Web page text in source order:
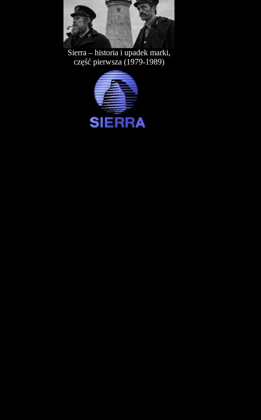
Sierra – historia i upadek marki,
część pierwsza (1979-1989)